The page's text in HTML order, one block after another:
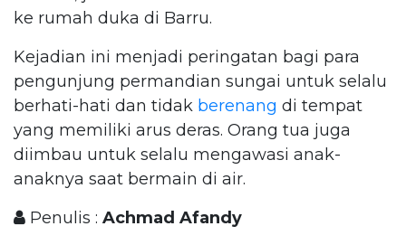
ke rumah duka di Barru.
Kejadian ini menjadi peringatan bagi para
pengunjung permandian sungai untuk selalu
berhati-hati dan tidak berenang di tempat
yang memiliki arus deras. Orang tua juga
diimbau untuk selalu mengawasi anak-
anaknya saat bermain di air.
Penulis : Achmad Afandy